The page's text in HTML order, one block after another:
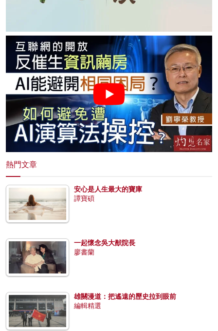
熱門文章
安心是人生最大的寶庫
譚寶碩
一起懷念吳大猷院長
廖書蘭
雄關漫道：把遙遠的歷史拉到眼前
編輯精選